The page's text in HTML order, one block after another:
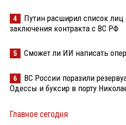
4
Путин расширил список
заключения контракта с ВС РФ
5 Сможет ли ИИ написать
6
ВС России поразили
Одессы и буксир в порту
Главное сегодня